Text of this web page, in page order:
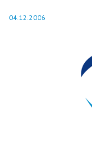
04.12.2006